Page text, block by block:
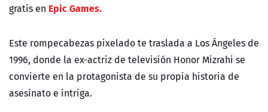
gratis en Epic Games.
Este rompecabezas pixelado te traslada a Los Ángeles de
1996, donde la ex-actriz de televisión Honor Mizrahi se
convierte en la protagonista de su propia historia de
asesinato e intriga.